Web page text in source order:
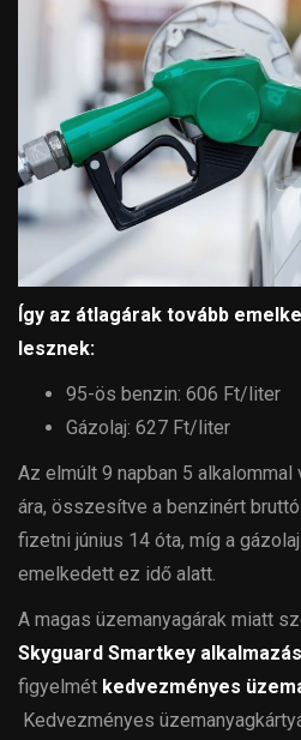
Így az átlagárak tovább
lesznek:
95-ös benzin: 606 Ft/liter
Gázolaj: 627 Ft/liter
Az elmúlt 9 napban 5
ára, összesítve a benzinért
fizetni június 14 óta, míg a
emelkedett ez idő alatt.
A magas üzemanyagárak miatt
Skyguard Smartkey
figyelmét kedvezményes
Kedvezményes